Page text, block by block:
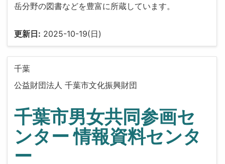
岳分野の図書などを豊富に所蔵しています。
更新日: 2025-10-19(日)
千葉
公益財団法人 千葉市文化振興財団
千葉市男女共同参画セ
ンター 情報資料センタ
ー